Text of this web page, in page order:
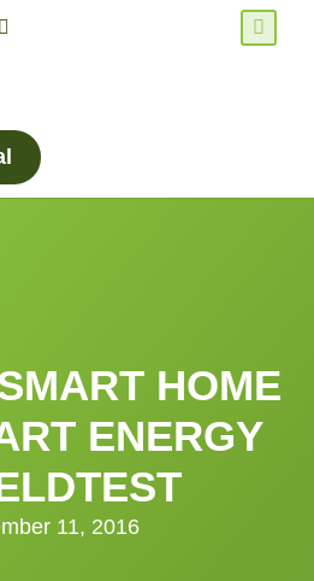
HOME
ENERGY
11, 2016